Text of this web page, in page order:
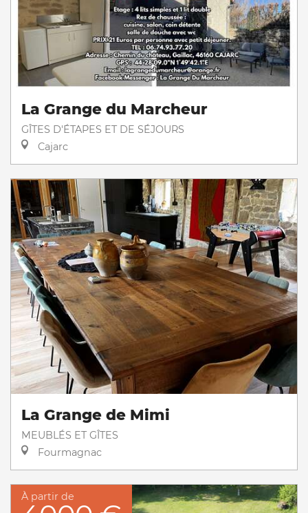
La Grange du Marcheur
GÎTES D'ÉTAPES ET DE SÉJOURS
Cajarc
La Grange de Mimi
MEUBLÉS ET GÎTES
Fourmagnac
À partir de